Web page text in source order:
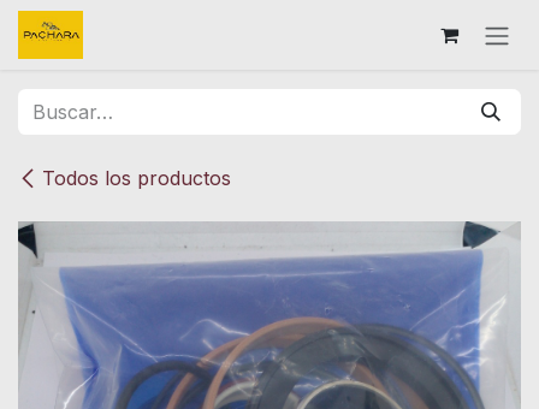
Ir al contenido
Todos los productos